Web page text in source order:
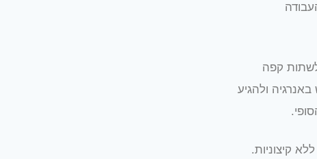
קפה
ולהגיע
קיצוניות.